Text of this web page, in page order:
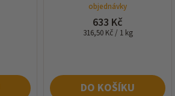
objednávky
633 Kč
Měrná
316,50 Kč / 1 kg
DO KOŠÍKU